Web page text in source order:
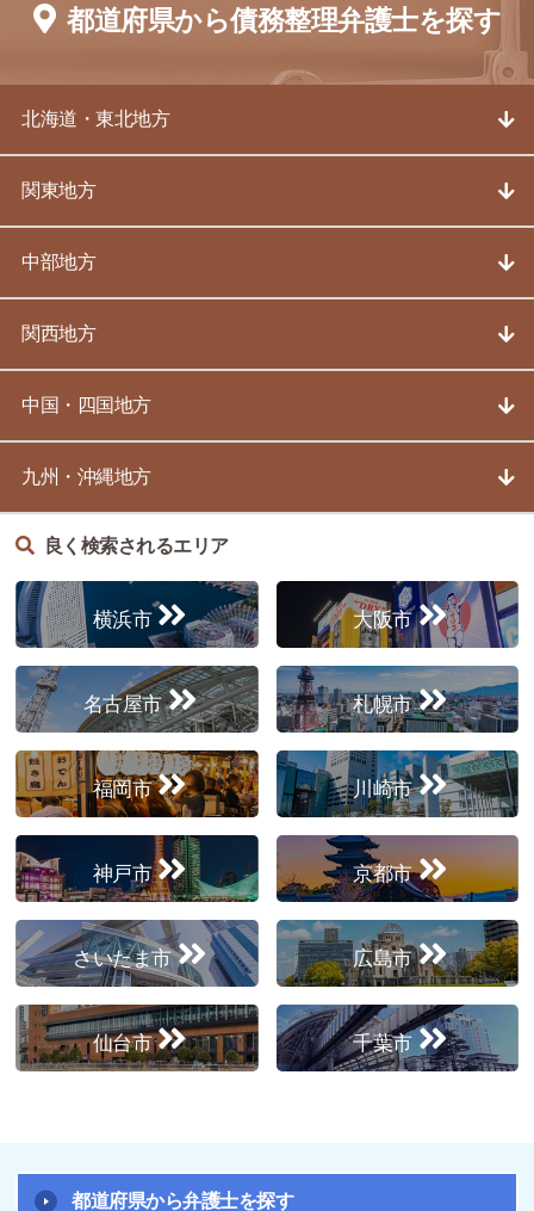
都道府県から債務整理弁護士を探す
北海道・東北地方
関東地方
中部地方
関西地方
中国・四国地方
九州・沖縄地方
良く検索されるエリア
横浜市 大阪市
名古屋市 札幌市
福岡市 川崎市
神戸市 京都市
さいたま市 広島市
仙台市 千葉市
都道府県から弁護士を探す